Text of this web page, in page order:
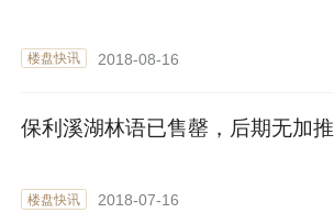
楼盘快讯 2018-08-16
保利溪湖林语已售罄，后期无加推
楼盘快讯 2018-07-16